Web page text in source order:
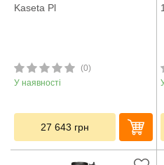
Kaseta Pl
(0)
У наявності
27 643 грн